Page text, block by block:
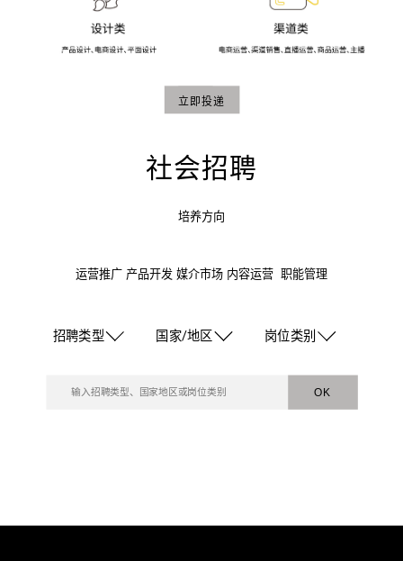
立即投递
社会招聘
培养方向
运营推广 产品开发 媒介市场 内容运营 职能管理
招聘类型 国家/地区 岗位类别
OK